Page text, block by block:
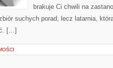
brakuje Ci chwili na
suchych porad, lecz latarnia,
[…]